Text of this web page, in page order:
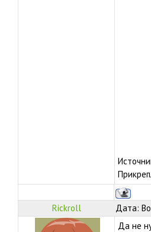
Rickroll Дата:
Да не